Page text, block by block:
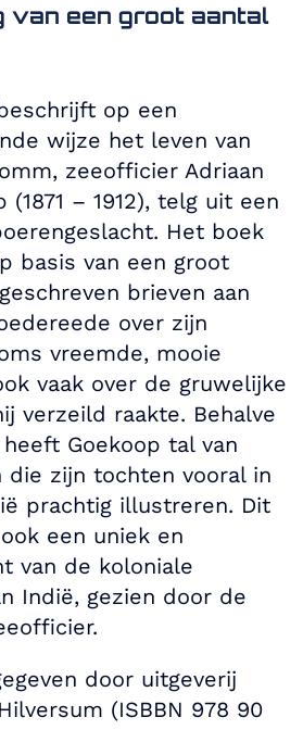
van een groot aantal
op een
wijze het leven van
zeeofficier Adriaan
(1871 – 1912), telg uit een
Het boek
basis van een groot
brieven aan
over zijn
vreemde, mooie
vaak over de gruwelijke
verzeild raakte. Behalve
Goekoop tal van
die zijn tochten vooral in
prachtig illustreren. Dit
een uniek en
van de koloniale
Indië, gezien door de
door uitgeverij
(ISBBN 978 90